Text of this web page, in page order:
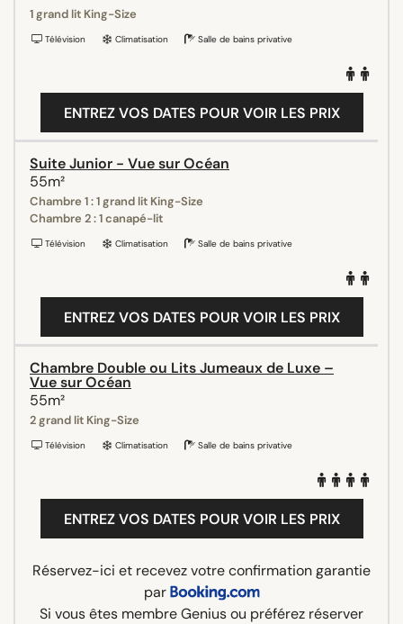
1 grand lit King-Size
Télévision Climatisation Salle de bains privative
ENTREZ VOS DATES POUR VOIR LES PRIX
Suite Junior - Vue sur Océan
55m²
Chambre 1 : 1 grand lit King-Size
Chambre 2 : 1 canapé-lit
Télévision Climatisation Salle de bains privative
ENTREZ VOS DATES POUR VOIR LES PRIX
Chambre Double ou Lits Jumeaux de Luxe –
Vue sur Océan
55m²
2 grand lit King-Size
Télévision Climatisation Salle de bains privative
ENTREZ VOS DATES POUR VOIR LES PRIX
Réservez-ici et recevez votre confirmation garantie
par
Si vous êtes membre Genius ou préférez réserver